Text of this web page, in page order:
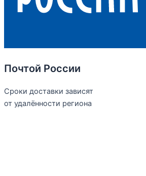
Почтой России
Сроки доставки зависят
от удалённости региона